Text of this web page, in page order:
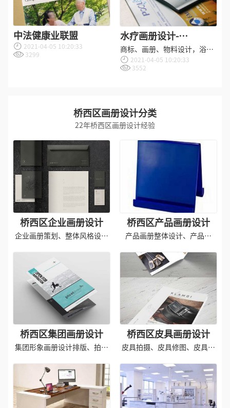
中法健康业联盟
2021-04-05 10:20:33
3299
水疗画册设计-
POOLSPA普仕霸画册设
计公司
商标、画册、物料设计，浴霸
logo设计软件免费
2021-04-05 10:20:33
3552
桥西区画册设计分类
22年桥西区画册设计经验
桥西区企业画册设计
企业画册策划、整体风格设计
桥西区产品画册设计
产品画册整体设计、产品拍
桥西区集团画册设计
集团形象画册设计排版、拍摄
桥西区皮具画册设计
皮具拍摄、皮具修图、皮具画